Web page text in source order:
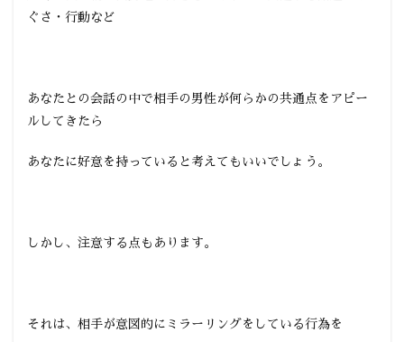
ぐさ・行動など
あなたとの会話の中で相手の男性が何らかの共通点をアピー
ルしてきたら
あなたに好意を持っていると考えてもいいでしょう。
しかし、注意する点もあります。
それは、相手が意図的にミラーリングをしている行為を